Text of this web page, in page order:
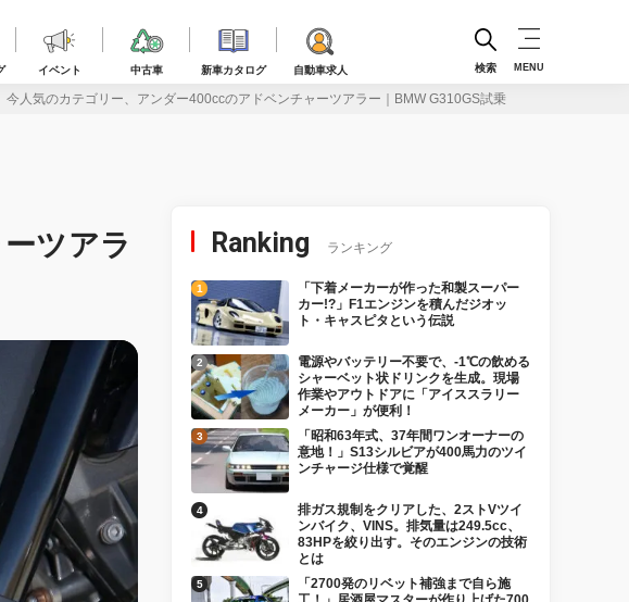
イベント 中古車 新車カタログ 自動車求人 検索 MENU
今人気のカテゴリー、アンダー400ccのアドベンチャーツアラー｜BMW G310GS試乗
ツアラ
Ranking ランキング
「下着メーカーが作った和製スーパー
カー!?」F1エンジンを積んだジオッ
ト・キャスピタという伝説
電源やバッテリー不要で、-1℃の飲める
シャーベット状ドリンクを生成。現場
作業やアウトドアに「アイススラリー
メーカー」が便利！
「昭和63年式、37年間ワンオーナーの
意地！」S13シルビアが400馬力のツイ
ンチャージ仕様で覚醒
排ガス規制をクリアした、2ストVツイ
ンバイク、VINS。排気量は249.5cc、
83HPを絞り出す。そのエンジンの技術
とは
「2700発のリベット補強まで自ら施